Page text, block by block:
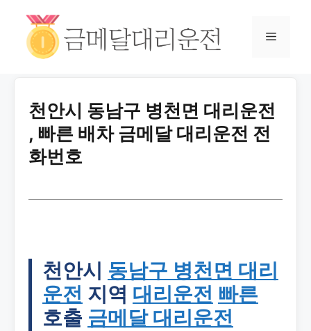
천안시 동남구 병천면 대리운전
, 빠른 배차 금메달 대리운전 전
화번호
천안시 동남구 병천면 대리
운전 지역 대리운전 빠른
호출 금메달 대리운전